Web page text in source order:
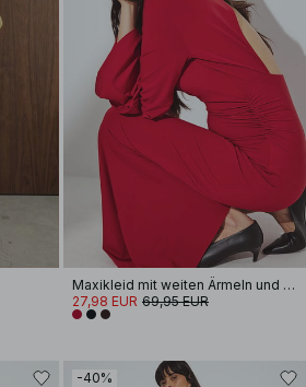
Maxikleid mit weiten Ärmeln und offenem Rücken
27,98 EUR 69,95 EUR
-40%